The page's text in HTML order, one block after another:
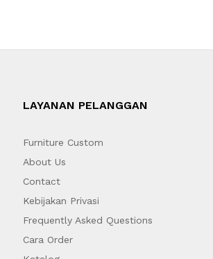
LAYANAN PELANGGAN
Furniture Custom
About Us
Contact
Kebijakan Privasi
Frequently Asked Questions
Cara Order